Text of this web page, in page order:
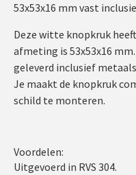
53x53x16 mm vast
Deze witte knopkruk
afmeting is 53x53x16
geleverd inclusief
Je maakt de knopkruk
schild te monteren.
Voordelen:
Uitgevoerd in RVS 304.